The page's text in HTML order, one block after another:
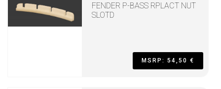
FENDER P-BASS RPLACT NUT
SLOTD
MSRP: 54,50 €